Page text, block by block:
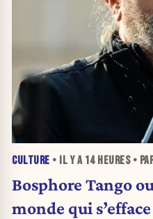
CULTURE • IL Y A 14 HEURES•
Bosphore Tango
monde qui